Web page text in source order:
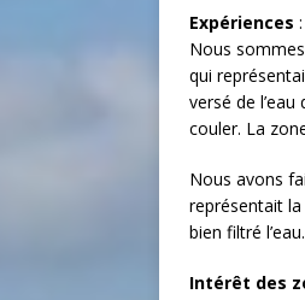
Expériences :
Nous
qui
versé de
couler. La
Nous avons
représentait la
bien filtré l’eau.
Intérêt des